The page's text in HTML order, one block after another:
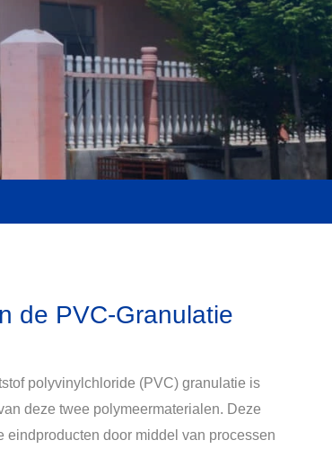
de PVC-Granulatie
polyvinylchloride (PVC) granulatie is
deze twee polymeermaterialen. Deze
eindproducten door middel van processen